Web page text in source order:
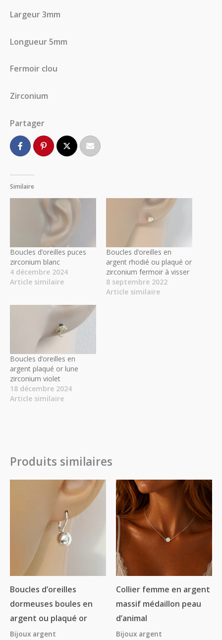
Largeur 3mm
Longueur 5mm
Fermoir clou
Zirconium
Partager
Similaire
Boucles d’oreilles puces
zirconium blanc
4 décembre 2024
Article similaire
Boucles d’oreilles en
argent rhodié ou plaqué or
zirconium fermoir à visser
8 septembre 2022
Article similaire
Boucles d’oreilles en
argent plaqué or lune
zirconium violet
18 décembre 2024
Article similaire
Produits similaires
Boucles d’oreilles
dormeuses boules en
argent ou plaqué or
Bijoux argent
Plage
de
prix :
27.00€
à
Collier femme en argent
massif médaillon peau
d’animal
Bijoux argent